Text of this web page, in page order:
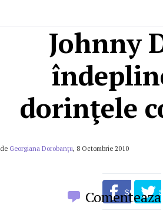
Johnny
dorinţele
de Georgiana Dorobanţu, 8 Octombrie 2010
Comenteaza